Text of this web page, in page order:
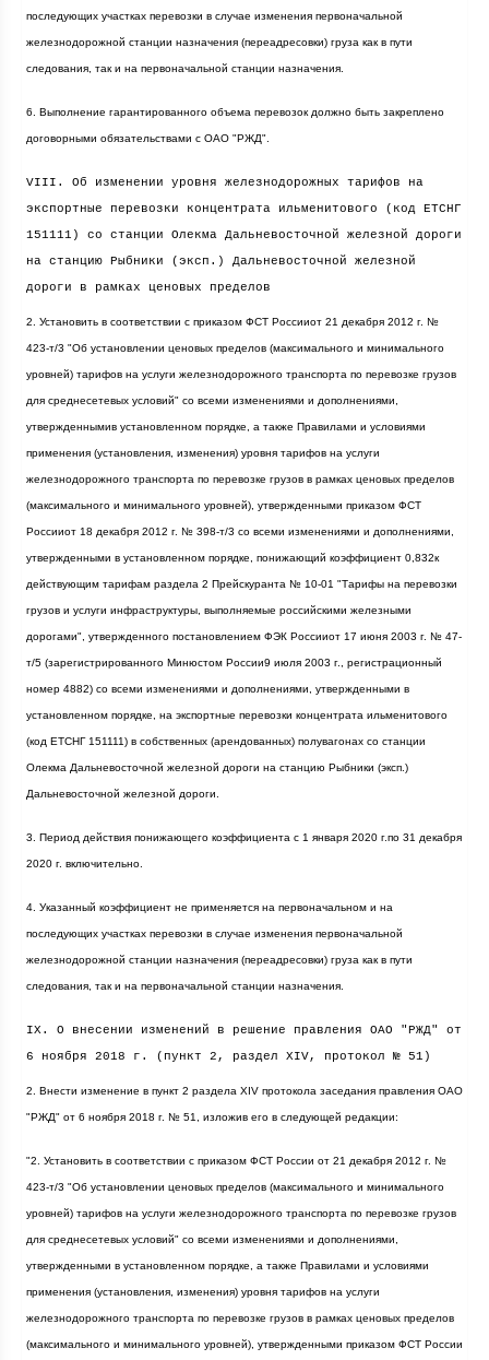
последующих участках перевозки в случае изменения первоначальной
железнодорожной станции назначения (переадресовки) груза как в пути
следования, так и на первоначальной станции назначения.
6. Выполнение гарантированного объема перевозок должно быть закреплено
договорными обязательствами с ОАО "РЖД".
VIII. Об изменении уровня железнодорожных тарифов на
экспортные перевозки концентрата ильменитового (код ЕТСНГ
151111) со станции Олекма Дальневосточной железной дороги
на станцию Рыбники (эксп.) Дальневосточной железной
дороги в рамках ценовых пределов
2. Установить в соответствии с приказом ФСТ Россииот 21 декабря 2012 г. №
423-т/3 "Об установлении ценовых пределов (максимального и минимального
уровней) тарифов на услуги железнодорожного транспорта по перевозке грузов
для среднесетевых условий" со всеми изменениями и дополнениями,
утвержденнымив установленном порядке, а также Правилами и условиями
применения (установления, изменения) уровня тарифов на услуги
железнодорожного транспорта по перевозке грузов в рамках ценовых пределов
(максимального и минимального уровней), утвержденными приказом ФСТ
Россииот 18 декабря 2012 г. № 398-т/3 со всеми изменениями и дополнениями,
утвержденными в установленном порядке, понижающий коэффициент 0,832к
действующим тарифам раздела 2 Прейскуранта № 10-01 "Тарифы на перевозки
грузов и услуги инфраструктуры, выполняемые российскими железными
дорогами", утвержденного постановлением ФЭК Россииот 17 июня 2003 г. № 47-
т/5 (зарегистрированного Минюстом России9 июля 2003 г., регистрационный
номер 4882) со всеми изменениями и дополнениями, утвержденными в
установленном порядке, на экспортные перевозки концентрата ильменитового
(код ЕТСНГ 151111) в собственных (арендованных) полувагонах со станции
Олекма Дальневосточной железной дороги на станцию Рыбники (эксп.)
Дальневосточной железной дороги.
3. Период действия понижающего коэффициента с 1 января 2020 г.по 31 декабря
2020 г. включительно.
4. Указанный коэффициент не применяется на первоначальном и на
последующих участках перевозки в случае изменения первоначальной
железнодорожной станции назначения (переадресовки) груза как в пути
следования, так и на первоначальной станции назначения.
IX. О внесении изменений в решение правления ОАО "РЖД" от
6 ноября 2018 г . (пункт 2, раздел XIV, протокол № 51)
2. Внести изменение в пункт 2 раздела XIV протокола заседания правления ОАО
"РЖД" от 6 ноября 2018 г. № 51, изложив его в следующей редакции:
"2. Установить в соответствии с приказом ФСТ России от 21 декабря 2012 г. №
423-т/3 "Об установлении ценовых пределов (максимального и минимального
уровней) тарифов на услуги железнодорожного транспорта по перевозке грузов
для среднесетевых условий" со всеми изменениями и дополнениями,
утвержденными в установленном порядке, а также Правилами и условиями
применения (установления, изменения) уровня тарифов на услуги
железнодорожного транспорта по перевозке грузов в рамках ценовых пределов
(максимального и минимального уровней), утвержденными приказом ФСТ России